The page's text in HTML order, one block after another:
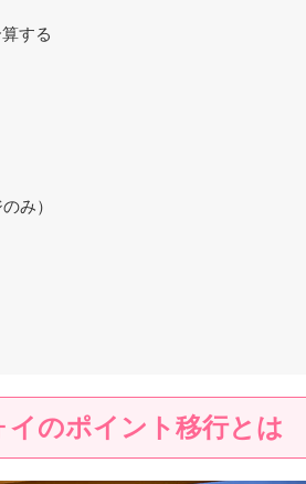
する
み）
のポイント移行とは